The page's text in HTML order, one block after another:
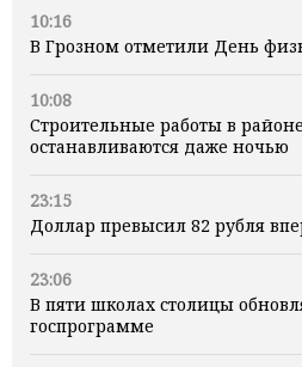
10:16
В Грозном отметили День
10:08
Строительные работы в
останавливаются даже ночью
23:15
Доллар превысил 82 рубля
23:06
В пяти школах столицы
госпрограмме